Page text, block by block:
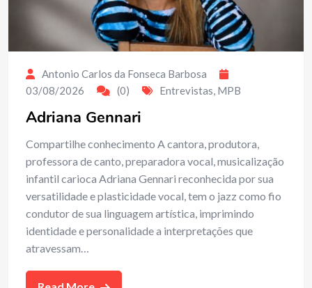
Antonio Carlos da Fonseca Barbosa
03/08/2026
(0) Entrevistas, MPB
Adriana Gennari
Compartilhe conhecimento A cantora, produtora,
professora de canto, preparadora vocal, musicalização
infantil carioca Adriana Gennari reconhecida por sua
versatilidade e plasticidade vocal, tem o jazz como fio
condutor de sua linguagem artística, imprimindo
identidade e personalidade a interpretações que
atravessam…